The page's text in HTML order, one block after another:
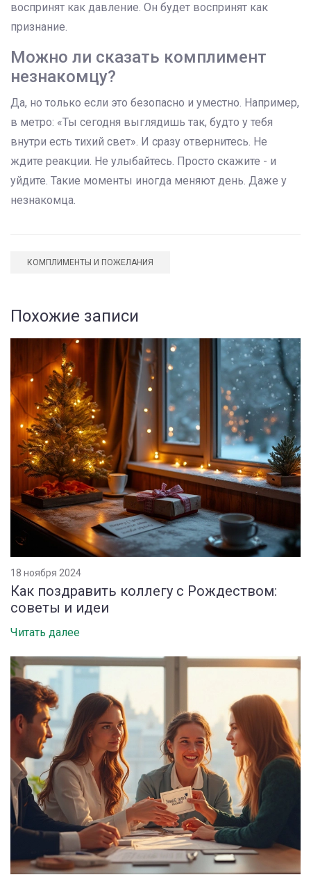
воспринят как давление. Он будет воспринят как
признание.
Можно ли сказать комплимент
незнакомцу?
Да, но только если это безопасно и уместно. Например,
в метро: «Ты сегодня выглядишь так, будто у тебя
внутри есть тихий свет». И сразу отвернитесь. Не
ждите реакции. Не улыбайтесь. Просто скажите - и
уйдите. Такие моменты иногда меняют день. Даже у
незнакомца.
КОМПЛИМЕНТЫ И ПОЖЕЛАНИЯ
Похожие записи
18 ноября 2024
Как поздравить коллегу с Рождеством:
советы и идеи
Читать далее